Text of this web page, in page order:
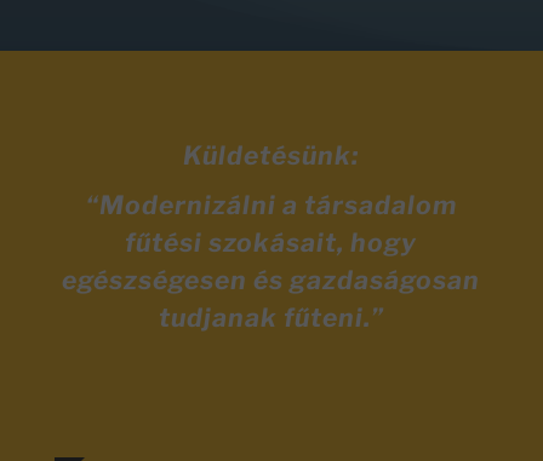
Küldetésünk:
“Modernizálni a társadalom
fűtési szokásait, hogy
egészségesen és gazdaságosan
tudjanak fűteni.”